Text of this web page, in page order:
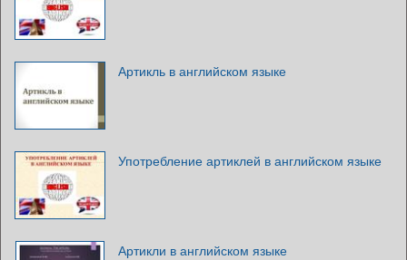
Артикль в английском языке
Употребление артиклей в английском языке
Артикли в английском языке